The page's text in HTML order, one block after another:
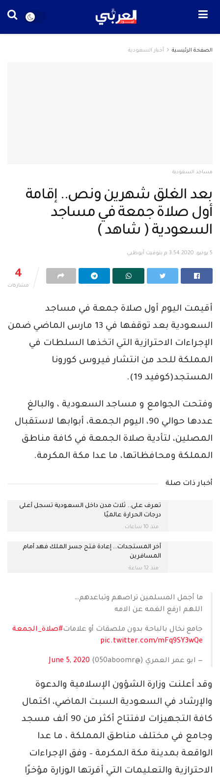
الصفحة الرئيسية أخبار السعودية
مساجد السعودية
بعد الغلق شهرين ونص.. إقامة
أول صلاة جمعة في مساجد
السعودية ( شاهد )
5 يونيو, 2020 3:54 م بتوقيت أبوظبي
4
مشاركات
أقيمت اليوم أول صلاة جمعة في مساجد
السعودية بعد توقفها في 13 مارس الماضي ضمن
الإجراءات الاحترازية التي اتخذها السلطات في
المملكة للحد من انتشار فيروس كورونا
المستجد(كوفيد 19).
وفتحت الجوامع و مساجد السعودية ، والبالغ
عددها حوالي 90، اليوم الجمعة، أبوابها لاستقبال
المصلين، لتأدية صلاة الجمعة في كافة مناطق
المملكة ومحافظاتها، ما عدا مكة المكرمة.
أخبار ذات صلة
تعرف على.. ثلاث مدن داخل السعودية تسجل أعلى
درجات الحرارة عالميًا
منذ 10 ساعات
آخر المستجدات… إعادة فتح جسر الملك فهد أمام
المسافرين
منذ 12 ساعة
ما أجمل المسلمين تراصهم وتباعدهم…
اللهم ارفع الغمه عن الامه
جامع نخال بالباحة بدون ملصقات أو علامات#صلاة_الجمعة
pic.twitter.com/mFq9SY3wQe
— ابو عمر العمري (@050aboomr) June 5, 2020
وقد أعلنت وزارة الشؤون الإسلامية والدعوة
والإرشاد في السعودية السبت الماضي، اكتمال
كافة التجهيزات لافتتاح أكثر من 90 ألف مسجد
وجامع في مختلف مناطق المملكة ، ما عدا
الواقعة بمدينة مكة المكرمة – وفق الإجراءات
الاحترازية والتعليمات التي أقرتها الوزارة مؤخرًا